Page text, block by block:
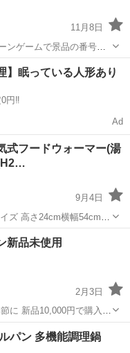
11月8日
ゲームで景品の番号扉
で獲得した商品になりま
チン家電 ゲオ
】眠っている人形あり
円‼️
Ad
フードウォーマー(湯
9月4日
差はご了承下さい※ 管
/...
フードウォーマー
新品未使用
2月3日
に 新品10,000円で購入し
き 確認写真撮影のため開
グリルパン
パン 多機能調理鍋